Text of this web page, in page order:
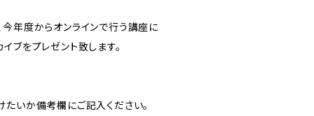
年度からオンラインで行う講座に
ブをプレゼント致します。
いか備考欄にご記入ください。